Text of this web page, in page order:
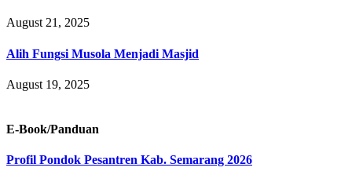
August 21, 2025
Alih Fungsi Musola Menjadi Masjid
August 19, 2025
E-Book/Panduan
Profil Pondok Pesantren Kab. Semarang 2026